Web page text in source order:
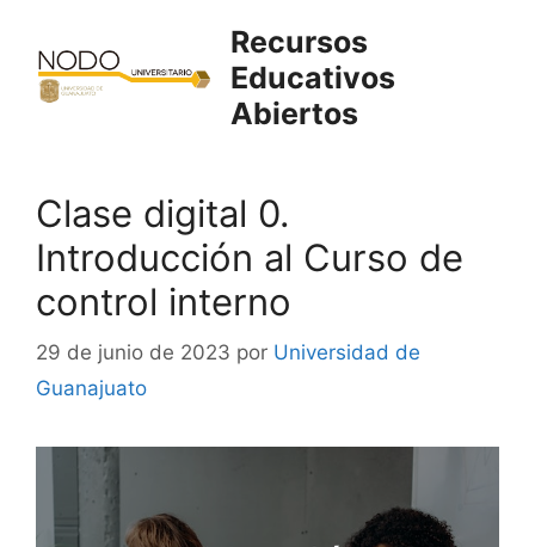
contenido
Recursos
Educativos
Abiertos
Clase digital 0.
Introducción al Curso de
control interno
29 de junio de 2023 por Universidad de
Guanajuato